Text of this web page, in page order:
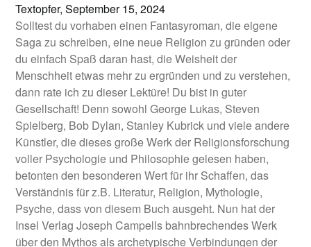
Textopfer,September 15, 2024
Solltest du vorhaben einen Fantasyroman, die eigene
Saga zu schreiben, eine neue Religion zu gründen oder
du einfach Spaß daran hast, die Weisheit der
Menschheit etwas mehr zu ergründen und zu verstehen,
dann rate ich zu dieser Lektüre! Du bist in guter
Gesellschaft! Denn sowohl George Lukas, Steven
Spielberg, Bob Dylan, Stanley Kubrick und viele andere
Künstler, die dieses große Werk der Religionsforschung
voller Psychologie und Philosophie gelesen haben,
betonten den besonderen Wert für ihr Schaffen, das
Verständnis für z.B. Literatur, Religion, Mythologie,
Psyche, dass von diesem Buch ausgeht. Nun hat der
Insel Verlag Joseph Campells bahnbrechendes Werk
über den Mythos als archetypische Verbindungen der